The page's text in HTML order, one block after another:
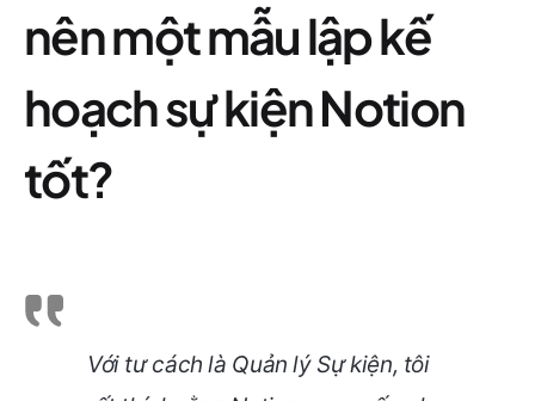
nên một mẫu lập kế
hoạch sự kiện Notion
tốt?
Với tư cách là Quản lý Sự kiện, tôi